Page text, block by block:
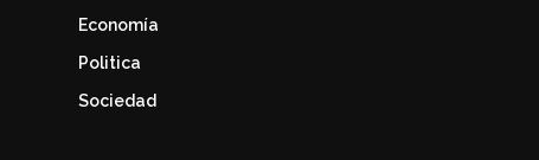
Economía
Politica
Sociedad